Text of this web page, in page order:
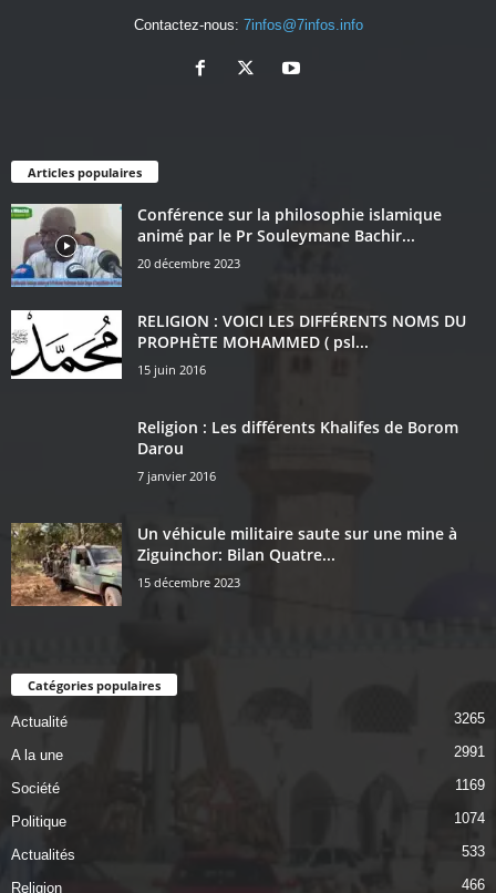
Contactez-nous: 7infos@7infos.info
Articles populaires
Conférence sur la philosophie islamique
animé par le Pr Souleymane Bachir...
20 décembre 2023
RELIGION : VOICI LES DIFFÉRENTS NOMS DU
PROPHÈTE MOHAMMED ( psl...
15 juin 2016
Religion : Les différents Khalifes de Borom
Darou
7 janvier 2016
Un véhicule militaire saute sur une mine à
Ziguinchor: Bilan Quatre...
15 décembre 2023
Catégories populaires
Actualité 3265
A la une 2991
Société 1169
Politique 1074
Actualités 533
Religion 466